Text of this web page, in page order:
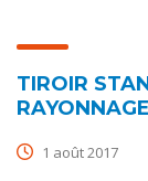
TIROIR
1 août 2017